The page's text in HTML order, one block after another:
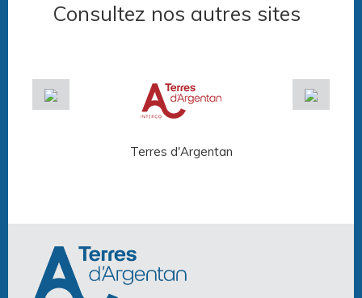
Consultez nos autres sites
Terres d'Argentan